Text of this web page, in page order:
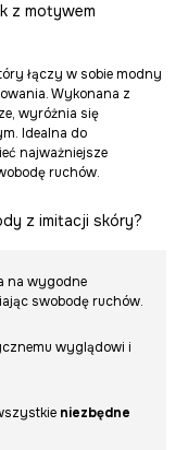
z motywem
łączy w sobie modny
Wykonana z
wyróżnia się
Idealna do
najważniejsze
ruchów.
z imitacji skóry?
na wygodne
swobodę ruchów.
wyglądowi i
niezbędne